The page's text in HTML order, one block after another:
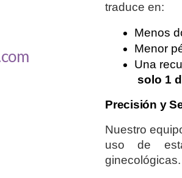
traduce en:
Menos
Menor
Una
solo 1
Precisión y
Nuestro
uso de
ginecológicas.